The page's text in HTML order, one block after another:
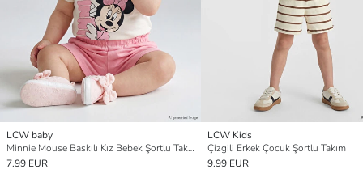
LCW baby
Minnie Mouse Baskılı Kız Bebek Şortlu Takım
7.99 EUR
LCW Kids
Çizgili Erkek Çocuk Şortlu Takım
9.99 EUR